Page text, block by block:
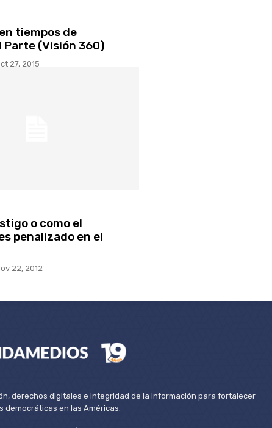
tiempos de
Parte (Visión 360)
27, 2015
o como el
penalizado en el
22, 2012
derechos digitales e integridad de la información para fortalecer
democráticas en las Américas.